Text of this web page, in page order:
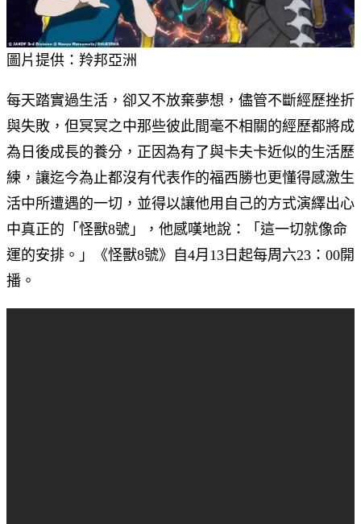
圖片提供：羚邦亞洲
每天踏實過生活，卻又不放棄夢想，儘管不斷經歷挫折
與失敗，但冥冥之中那些彼此間毫不相關的經歷都將成
為日後成長的養分，正因為有了與卡夫卡近似的生活歷
練，讓迄今為止都沒有代表作的福西勝也更懂得感激生
活中所遭遇的一切，並得以讓他用自己的方式演繹出心
中真正的「怪獸8號」，他感嘆地說：「這一切就像命
運的安排。」《怪獸8號》自4月13日起每周六23：00開
播。